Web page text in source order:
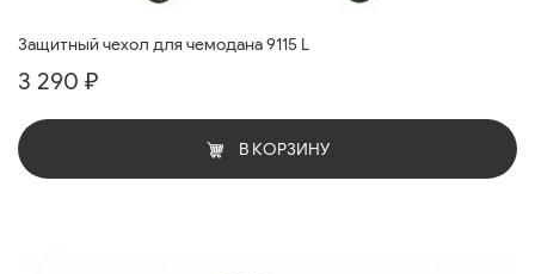
Защитный чехол для чемодана 9115 L
3 290 ₽
В КОРЗИНУ